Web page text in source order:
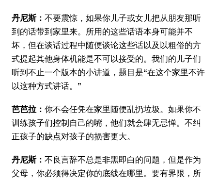
丹尼斯： 不要震惊，如果你儿子或女儿把从朋友那听
到的话带到家里来。所用的这些话语本身可能并不
坏，但在谈话过程中随便谈论这些话以及以粗俗的方
式提起其他身体机能是不可以接受的。我们的儿子们
听到不止一个版本的小讲道，题目是“在这个家里不许
以这种方式讲话。”
芭芭拉： 你不会任凭在家里随便乱扔垃圾。如果你不
训练孩子们控制自己的嘴，他们就会肆无忌惮。不纠
正孩子的缺点对孩子的损害更大。
丹尼斯： 不良言辞不总是非黑即白的问题，但是作为
父母，你必须得决定你的底线在哪里。要有界限，所